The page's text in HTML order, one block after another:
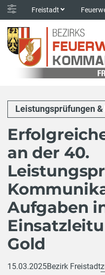
Freistadt
Leistungsprüfungen &
an der 40.
Aufgaben
Gold
15.03.2025Bezirk Freistadt